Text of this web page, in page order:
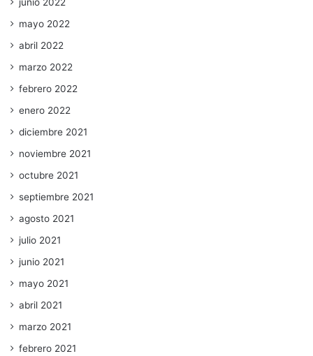
mayo 2022
abril 2022
marzo 2022
febrero 2022
enero 2022
diciembre 2021
noviembre 2021
octubre 2021
septiembre 2021
agosto 2021
julio 2021
junio 2021
mayo 2021
abril 2021
marzo 2021
febrero 2021